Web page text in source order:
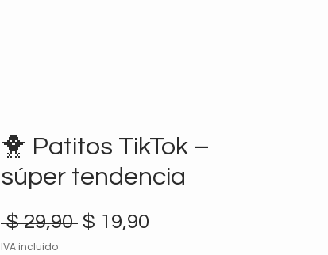
🐥 Patitos TikTok –
súper tendencia
$ 29,90 Precio
$ 19,90
IVA incluido